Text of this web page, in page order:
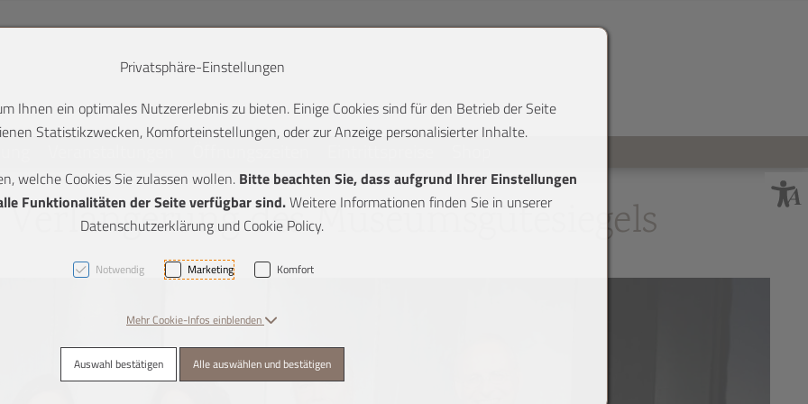
+ 2]
des Museumsgütesiegels
Privatsphäre-Einstellungen
Ihnen ein optimales Nutzererlebnis zu bieten. Einige Cookies sind für den Betrieb der Seite
Statistikzwecken, Komforteinstellungen, oder zur Anzeige personalisierter Inhalte.
welche Cookies Sie zulassen wollen. Bitte beachten Sie, dass aufgrund Ihrer Einstellungen
Funktionalitäten der Seite verfügbar sind.Weitere Informationen finden Sie in unserer
Datenschutzerklärung und Cookie Policy.
Notwendig Marketing Komfort
Mehr Cookie-Infos einblenden
Auswahl bestätigen Alle auswählen und bestätigen